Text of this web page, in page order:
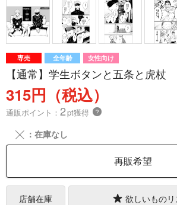
専売 全年齢 女性向け
【通常】学生ボタンと五条と虎杖
315円（税込）
通販ポイント： 2pt獲得 ？
╳ ：在庫なし
再販希望
店舗在庫 欲しいもの